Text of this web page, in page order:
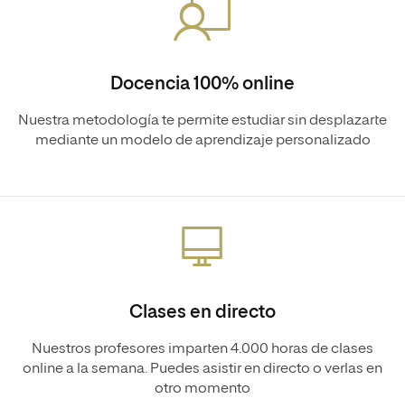
Docencia 100% online
Nuestra metodología te permite estudiar sin desplazarte
mediante un modelo de aprendizaje personalizado
Clases en directo
Nuestros profesores imparten 4.000 horas de clases
online a la semana. Puedes asistir en directo o verlas en
otro momento